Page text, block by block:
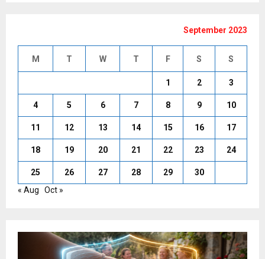
September 2023
M T W T F S S
1 2 3
4 5 6 7 8 9 10
11 12 13 14 15 16 17
18 19 20 21 22 23 24
25 26 27 28 29
30
« Aug
Oct »